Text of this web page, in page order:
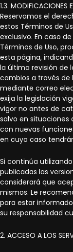
1.3. MODIFICACIONES
Reservamos el
estos Términos de
exclusivo. En caso
Términos de Uso,
esta página,
la última revisión de
cambios a través de
mediante correo
exija la legislación
vigor no antes de
salvo en situaciones
con nuevas
en cuyo caso
Si continúa
publicadas las
considerará que
mismos. Le
para estar
su responsabilidad
2. ACCESO A LOS